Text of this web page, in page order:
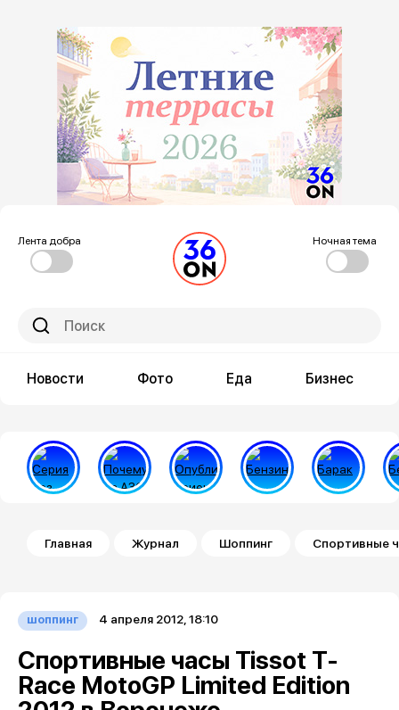
Лента добра Ночная тема
Новости Фото Еда Бизнес
Строка навигации
Главная Журнал Шоппинг Спортивные
шоппинг 4 апреля 2012, 18:10
Спортивные часы Tissot T-
Race MotoGP Limited Edition